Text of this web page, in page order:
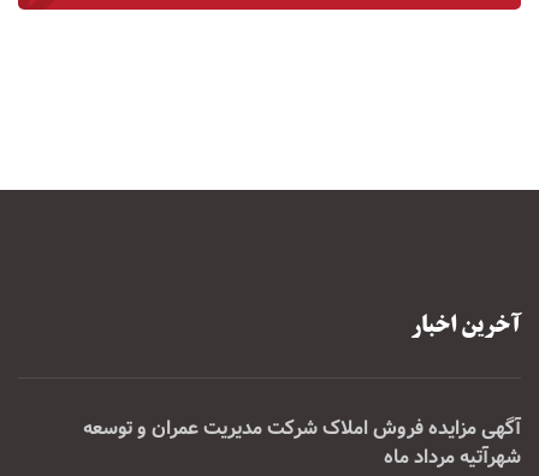
آخرین اخبار
آگهی مزایده فروش املاک شرکت مدیریت عمران و توسعه
شهرآتیه مرداد ماه